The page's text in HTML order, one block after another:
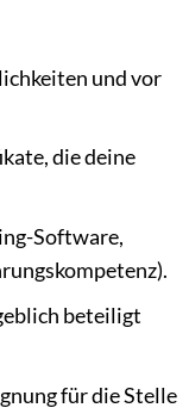
und vor
die deine
Software,
beteiligt
für die Stelle